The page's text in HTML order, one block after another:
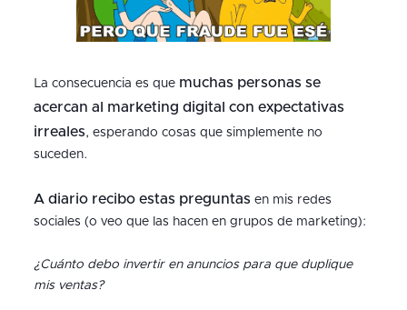
La consecuencia es que muchas personas se
acercan al marketing digital con expectativas
irreales, esperando cosas que simplemente no
suceden.
A diario recibo estas preguntas en mis redes
sociales (o veo que las hacen en grupos de marketing):
¿Cuánto debo invertir en anuncios para que duplique
mis ventas?